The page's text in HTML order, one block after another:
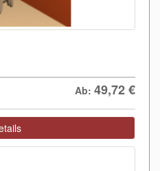
Ab: 49,72€